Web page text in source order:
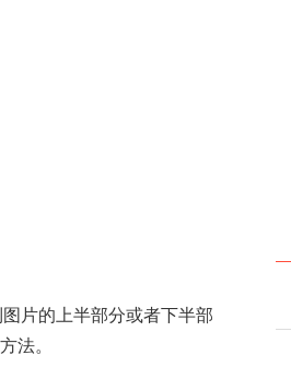
片的上半部分或者下半部
法。